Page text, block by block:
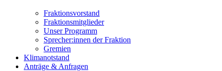
Fraktionsvorstand
Fraktionsmitglieder
Unser Programm
Sprecher:innen der Fraktion
Gremien
Klimanotstand
Anträge & Anfragen